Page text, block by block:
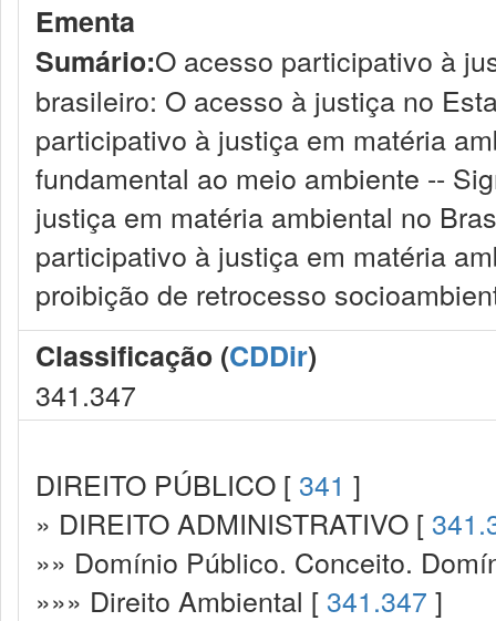
Ementa
Sumário:O acesso participativo à
brasileiro: O acesso à justiça no
participativo à justiça em matéria
fundamental ao meio ambiente --
justiça em matéria ambiental no
participativo à justiça em matéria
proibição de retrocesso
Classificação (CDDir)
341.347
DIREITO PÚBLICO [ 341 ]
» DIREITO ADMINISTRATIVO [
»» Domínio Público. Conceito.
»»» Direito Ambiental [ 341.347 ]